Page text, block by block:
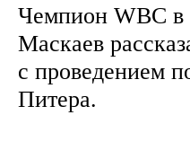
Чемпион WBC в
Маскаев
с проведением
Питера.